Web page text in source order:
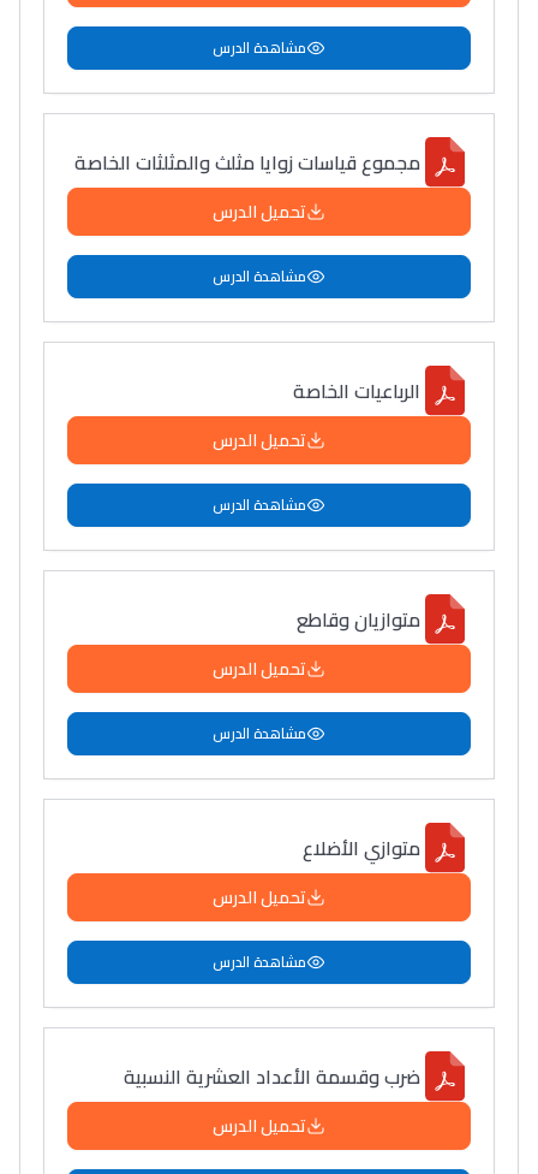
مشاهدة الدرس
مجموع قياسات زوايا مثلث والمثلثات الخاصة
تحميل الدرس
مشاهدة الدرس
الرباعيات الخاصة
تحميل الدرس
مشاهدة الدرس
متوازيان وقاطع
تحميل الدرس
مشاهدة الدرس
متوازي الأضلاع
تحميل الدرس
مشاهدة الدرس
ضرب وقسمة الأعداد العشرية النسبية
تحميل الدرس